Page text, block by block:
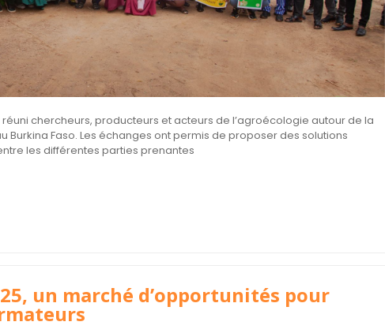
réuni chercheurs, producteurs et acteurs de l’agroécologie autour de la
Faso. Les échanges ont permis de proposer des solutions
les différentes parties prenantes
un marché d’opportunités pour